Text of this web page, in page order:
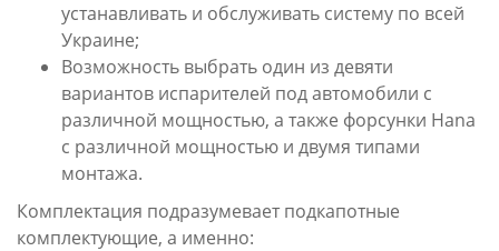
устанавливать и обслуживать систему по всей
Украине;
Возможность выбрать один из девяти
вариантов испарителей под автомобили с
различной мощностью, а также форсунки Hana
с различной мощностью и двумя типами
монтажа.
Комплектация подразумевает подкапотные
комплектующие, а именно: